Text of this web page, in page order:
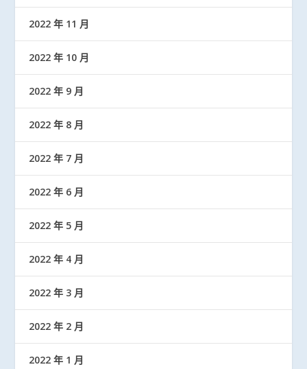
2022 年 11 月
2022 年 10 月
2022 年 9 月
2022 年 8 月
2022 年 7 月
2022 年 6 月
2022 年 5 月
2022 年 4 月
2022 年 3 月
2022 年 2 月
2022 年 1 月